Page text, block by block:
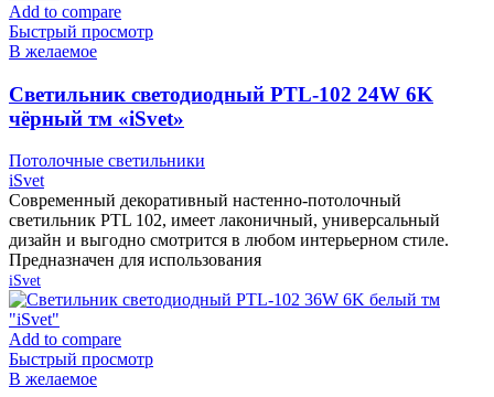
Add to compare
Быстрый просмотр
В желаемое
Cветильник светодиодный PTL-102 24W 6K
чёрный тм «iSvet»
Потолочные светильники
iSvet
Современный декоративный настенно-потолочный
светильник PTL 102, имеет лаконичный, универсальный
дизайн и выгодно смотрится в любом интерьерном стиле.
Предназначен для использования
iSvet
Add to compare
Быстрый просмотр
В желаемое